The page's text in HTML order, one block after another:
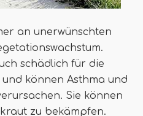
an unerwünschten
schädlich für die
können Asthma und
Sie können
zu bekämpfen.